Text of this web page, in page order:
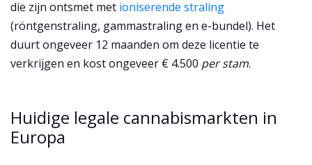
die zijn ontsmet met ioniserende straling
(röntgenstraling, gammastraling en e-bundel). Het
duurt ongeveer 12 maanden om deze licentie te
verkrijgen en kost ongeveer € 4.500 per stam.
Huidige legale cannabismarkten in
Europa